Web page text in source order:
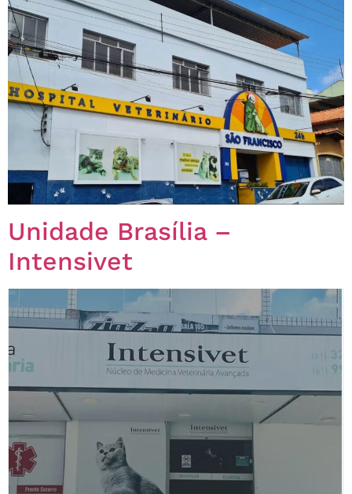
Unidade Brasília –
Intensivet